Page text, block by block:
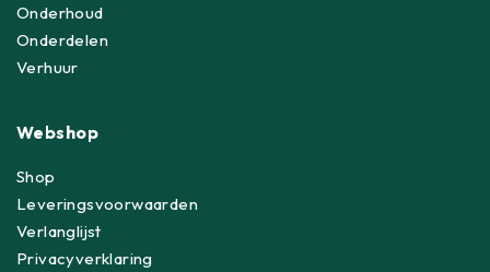
Onderhoud
Onderdelen
Verhuur
Webshop
Shop
Leveringsvoorwaarden
Verlanglijst
Privacyverklaring